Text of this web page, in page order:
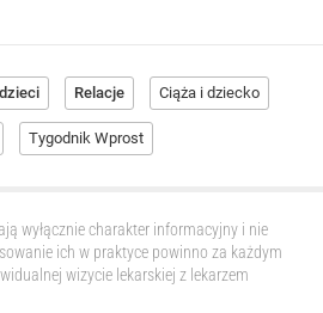
Relacje Ciąża i dziecko
Tygodnik Wprost
wyłącznie charakter informacyjny i nie
ich w praktyce powinno za każdym
wizycie lekarskiej z lekarzem